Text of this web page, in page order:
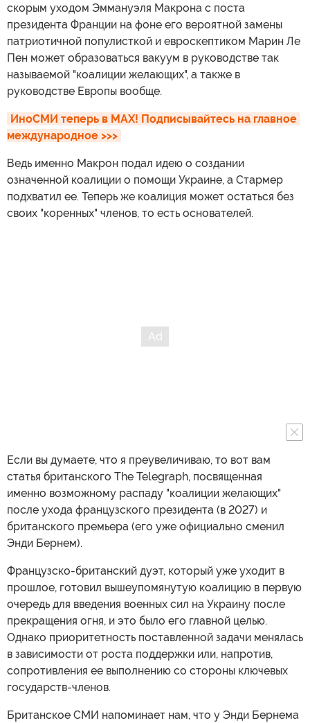
скорым уходом Эммануэля Макрона с поста
президента Франции на фоне его вероятной замены
патриотичной популисткой и евроскептиком Марин Ле
Пен может образоваться вакуум в руководстве так
называемой "коалиции желающих", а также в
руководстве Европы вообще.
ИноСМИ теперь в MAX! Подписывайтесь на главное
международное >>>
Ведь именно Макрон подал идею о создании
означенной коалиции о помощи Украине, а Стармер
подхватил ее. Теперь же коалиция может остаться без
своих "коренных" членов, то есть основателей.
Если вы думаете, что я преувеличиваю, то вот вам
статья британского The Telegraph, посвященная
именно возможному распаду "коалиции желающих"
после ухода французского президента (в 2027) и
британского премьера (его уже официально сменил
Энди Бернем).
Французско-британский дуэт, который уже уходит в
прошлое, готовил вышеупомянутую коалицию в первую
очередь для введения военных сил на Украину после
прекращения огня, и это было его главной целью.
Однако приоритетность поставленной задачи менялась
в зависимости от роста поддержки или, напротив,
сопротивления ее выполнению со стороны ключевых
государств-членов.
Британское СМИ напоминает нам, что у Энди Бернема